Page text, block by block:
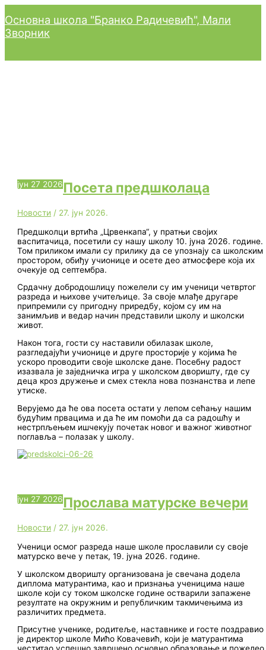
Пређи
на
садржај
Основна школа "Бранко Радичевић", Мали
Зворник
Главни
јун 27 2026Посета предшколаца
Новости / 27. јун 2026.
Предшколци вртића „Црвенкапа“, у пратњи својих
васпитачица, посетили су нашу школу 10. јуна 2026. године.
Том приликом имали су прилику да се упознају са школским
простором, обиђу учионице и осете део атмосфере која их
очекује од септембра.
Срдачну добродошлицу пожелели су им ученици четвртог
разреда и њихове учитељице. За своје млађе другаре
припремили су пригодну приредбу, којом су им на
занимљив и ведар начин представили школу и школски
живот.
Након тога, гости су наставили обилазак школе,
разгледајући учионице и друге просторије у којима ће
ускоро проводити своје школске дане. Посебну радост
изазвала је заједничка игра у школском дворишту, где су
деца кроз дружење и смех стекла нова познанства и лепе
утиске.
Верујемо да ће ова посета остати у лепом сећању нашим
будућим првацима и да ће им помоћи да са радошћу и
нестрпљењем ишчекују почетак новог и важног животног
поглавља – полазак у школу.
јун 27 2026Прослава матурске вечери
Новости / 27. јун 2026.
Ученици осмог разреда наше школе прославили су своје
матурско вече у петак, 19. јуна 2026. године.
У школском дворишту организована је свечана додела
диплома матурантима, као и признања ученицима наше
школе који су током школске године остварили запажене
резултате на окружним и републичким такмичењима из
различитих предмета.
Присутне ученике, родитеље, наставнике и госте поздравио
је директор школе Мићо Ковачевић, који је матурантима